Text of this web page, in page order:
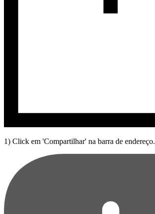
1) Click em 'Compartilhar' na barra de endereço.